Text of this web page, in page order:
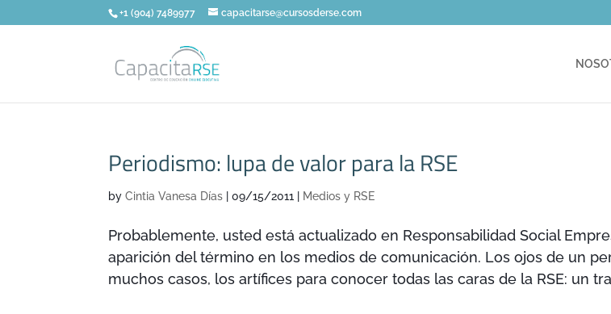
+1 (904) 7489977 capacitarse@cursosderse.com
Periodismo: lupa de valor para la RSE
byCintia Vanesa Días |09/15/2011 Medios y RSE
Probablemente, usted está actualizado en Responsabilidad Social
aparición del término en los medios de comunicación. Los ojos de un
muchos casos, los artífices para conocer todas las caras de la RSE: un